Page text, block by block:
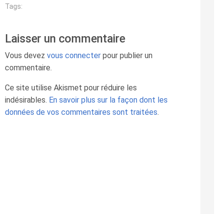
Tags:
Laisser un commentaire
Vous devez vous connecter pour publier un
commentaire.
Ce site utilise Akismet pour réduire les
indésirables. En savoir plus sur la façon dont les
données de vos commentaires sont traitées.